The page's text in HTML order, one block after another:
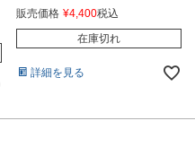
販売価格 ¥4,400税込
在庫切れ
詳細を見る